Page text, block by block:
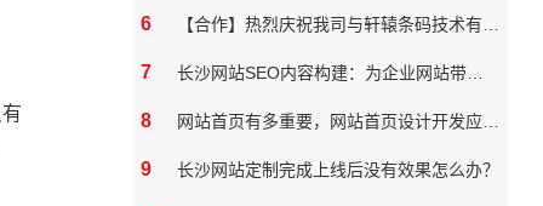
6
7
8
9 长沙网站定制完成上线后没有效果怎么办？